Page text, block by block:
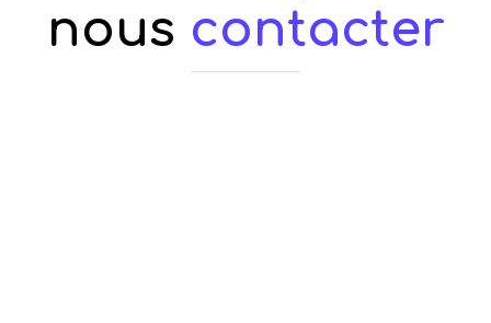
nous contacter